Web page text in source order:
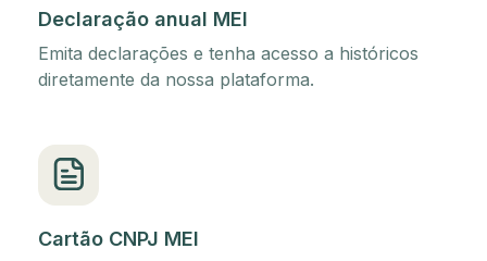
Declaração anual MEI
Emita declarações e tenha acesso a históricos
diretamente da nossa plataforma.
Cartão CNPJ MEI